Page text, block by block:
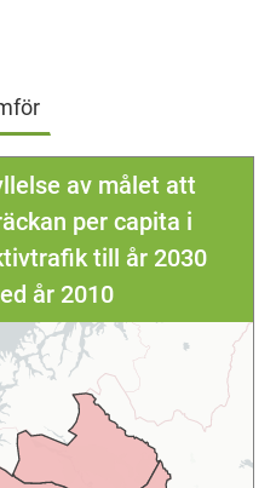
av målet att
per capita i
till år 2030
år 2010